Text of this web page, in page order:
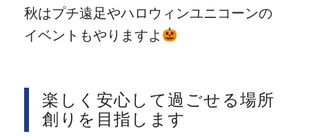
秋はプチ遠足やハロウィンユニコーンの
イベントもやりますよ
楽しく安心して過ごせる場所
創りを目指します